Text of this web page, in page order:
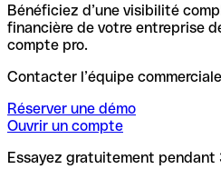
Bénéficiez d’une visibilité
financière de votre entreprise
compte pro.
Contacter l’équipe commerciale
Réserver une démo
Ouvrir un compte
Essayez gratuitement pendant